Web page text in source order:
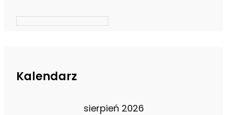
Kalendarz
sierpień 2026